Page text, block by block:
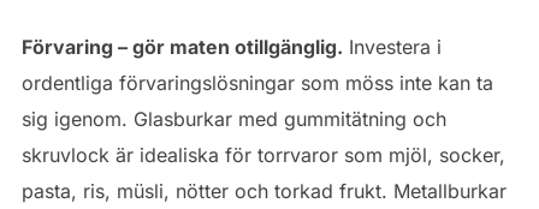
Förvaring – gör maten otillgänglig. Investera i
ordentliga förvaringslösningar som möss inte kan ta
sig igenom. Glasburkar med gummitätning och
skruvlock är idealiska för torrvaror som mjöl, socker,
pasta, ris, müsli, nötter och torkad frukt. Metallburkar